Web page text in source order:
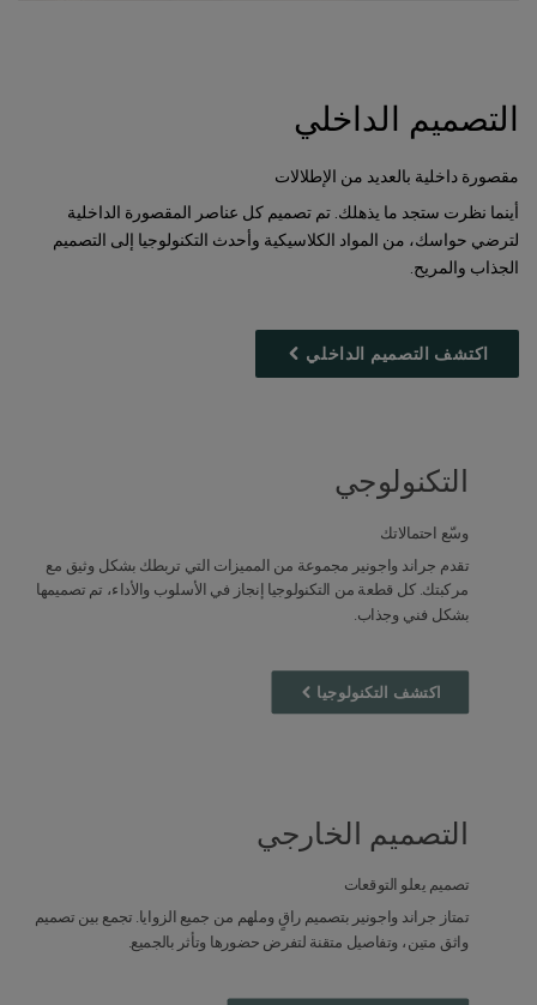
التصميم الداخلي
مقصورة داخلية بالعديد من الإطلالات
أينما نظرت ستجد ما يذهلك. تم تصميم كل عناصر المقصورة الداخلية
لترضي حواسك، من المواد الكلاسيكية وأحدث التكنولوجيا إلى التصميم
الجذاب والمريح.
اكتشف التصميم الداخلي
التكنولوجي
وسّع احتمالاتك
تقدم جراند واجونير مجموعة من المميزات التي تربطك بشكل وثيق مع
مركبتك. كل قطعة من التكنولوجيا إنجاز في الأسلوب والأداء، تم تصميمها
بشكل فني وجذاب.
اكتشف التكنولوجيا
التصميم الخارجي
تصميم يعلو التوقعات
تمتاز جراند واجونير بتصميم راقٍ وملهم من جميع الزوايا. تجمع بين تصميم
واثق متين، وتفاصيل متقنة لتفرض حضورها وتأثر بالجميع.